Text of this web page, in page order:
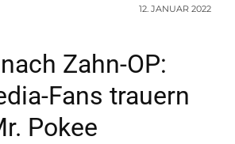
12. JANUAR 2022
Zahn-OP:
Fans trauern
Pokee